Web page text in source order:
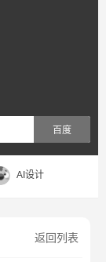
百度
AI设计
返回列表